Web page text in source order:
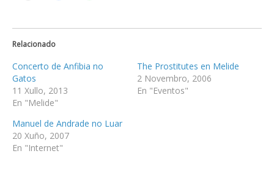
Relacionado
Concerto de Anfibia no
Gatos
11 Xullo, 2013
En "Melide"
The Prostitutes en Melide
2 Novembro, 2006
En "Eventos"
Manuel de Andrade no Luar
20 Xuño, 2007
En "Internet"